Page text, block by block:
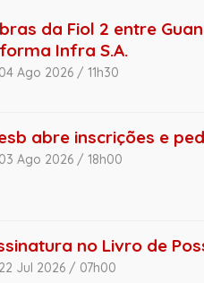
da Fiol 2 entre
Infra S.A.
04 Ago 2026 / 11h30
abre inscrições e
03 Ago 2026 / 18h00
no Livro de
22 Jul 2026 / 07h00